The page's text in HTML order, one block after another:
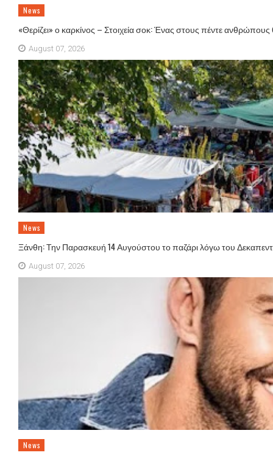
News
«Θερίζει» ο καρκίνος – Στοιχεία σοκ: Ένας στους πέντε
August 07, 2026
News
Ξάνθη: Την Παρασκευή 14 Αυγούστου το παζάρι λόγω του
August 07, 2026
News